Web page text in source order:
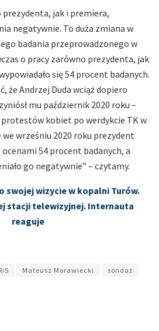
jak i premiera,
negatywnie. To duża zmiana w
badania przeprowadzonego w
o pracy zarówno prezydenta, jak
się 54 procent badanych.
że Andrzej Duda wciąż dopiero
mu październik 2020 roku –
kobiet po werdykcie TK w
wrześniu 2020 roku prezydent
54 procent badanych, a
go negatywnie” – czytamy.
swojej wizycie w kopalni Turów.
stacji telewizyjnej. Internauta
reaguje
Mateusz Morawiecki
sondaż